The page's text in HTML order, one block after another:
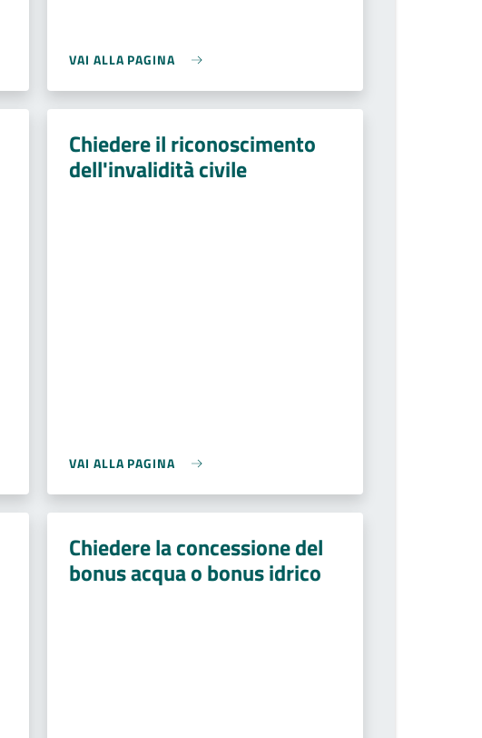
VAI ALLA PAGINA
Chiedere il riconoscimento
dell'invalidità civile
VAI ALLA PAGINA
Chiedere la concessione del
bonus acqua o bonus idrico